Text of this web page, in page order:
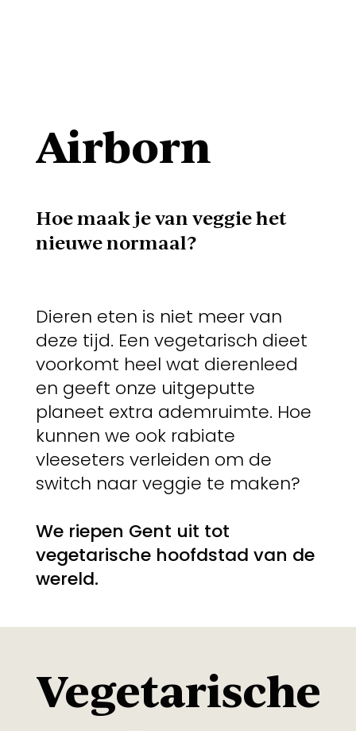
Airborn
Hoe maak je van veggie het
nieuwe normaal?
Dieren eten is niet meer van
deze tijd. Een vegetarisch dieet
voorkomt heel wat dierenleed
en geeft onze uitgeputte
planeet extra ademruimte. Hoe
kunnen we ook rabiate
vleeseters verleiden om de
switch naar veggie te maken?
We riepen Gent uit tot
vegetarische hoofdstad van de
wereld.
Vegetarische